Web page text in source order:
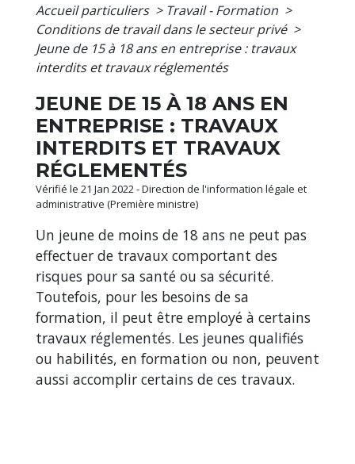
Accueil particuliers > Travail - Formation >
Conditions de travail dans le secteur privé >
Jeune de 15 à 18 ans en entreprise : travaux
interdits et travaux réglementés
JEUNE DE 15 À 18 ANS EN
ENTREPRISE : TRAVAUX
INTERDITS ET TRAVAUX
RÉGLEMENTÉS
Vérifié le 21 Jan 2022 - Direction de l'information légale et
administrative (Première ministre)
Un jeune de moins de 18 ans ne peut pas
effectuer de travaux comportant des
risques pour sa santé ou sa sécurité.
Toutefois, pour les besoins de sa
formation, il peut être employé à certains
travaux réglementés. Les jeunes qualifiés
ou habilités, en formation ou non, peuvent
aussi accomplir certains de ces travaux.